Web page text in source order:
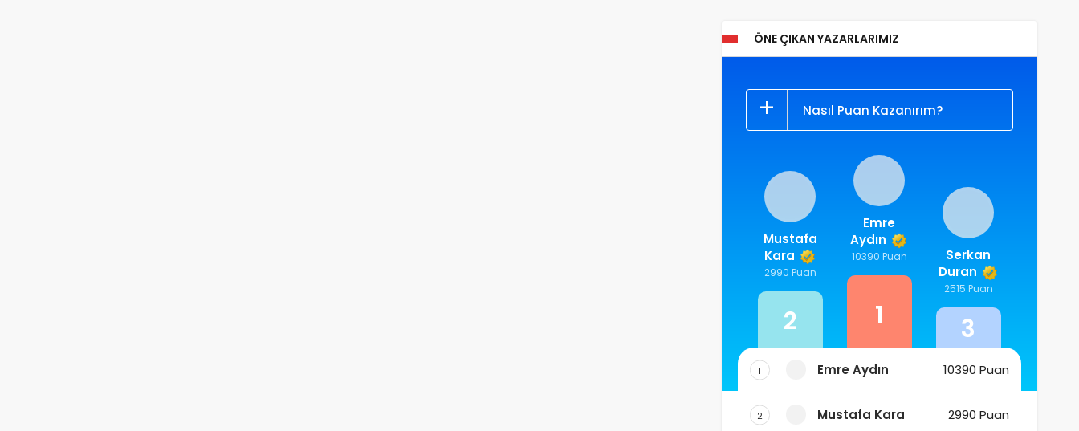
ÖNE ÇIKAN YAZARLARIMIZ
Nasıl Puan Kazanırım?
Emre
Aydın
10390 Puan
1
Mustafa
Kara
2990 Puan
2
Serkan
Duran
2515 Puan
3
1 Emre Aydın 10390 Puan
2 Mustafa Kara 2990 Puan